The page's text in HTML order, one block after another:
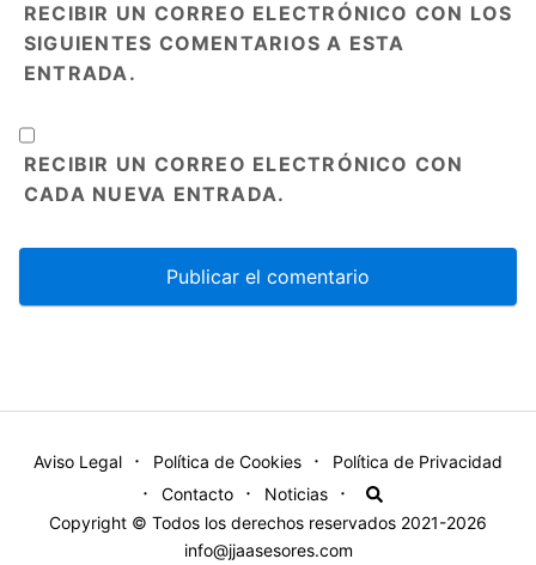
RECIBIR UN CORREO ELECTRÓNICO CON LOS
SIGUIENTES COMENTARIOS A ESTA
ENTRADA.
RECIBIR UN CORREO ELECTRÓNICO CON
CADA NUEVA ENTRADA.
Aviso Legal Política de Cookies
Política de Privacidad
Contacto
Noticias
Copyright © Todos los derechos reservados 2021-2026
info@jjaasesores.com